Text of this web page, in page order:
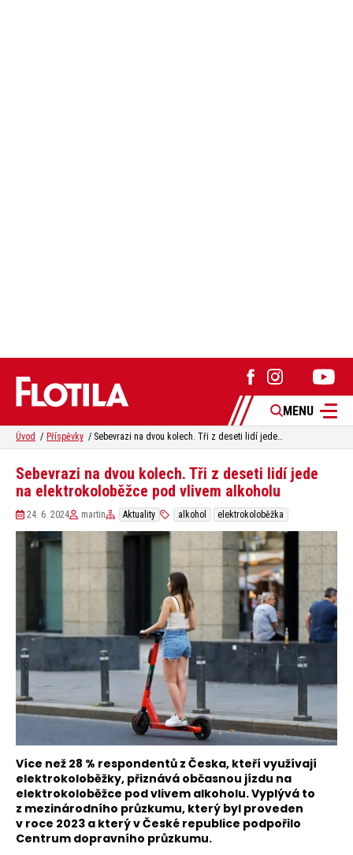
MENU
Úvod Příspěvky Sebevrazi na dvou kolech. Tři z deseti lidí jede na elektrokoloběžce pod vlivem alkoholu
Sebevrazi na dvou kolech. Tři z deseti lidí jede
na elektrokoloběžce pod vlivem alkoholu
24. 6. 2024 martin Aktuality alkohol elektrokoloběžka
Více než 28 % respondentů z Česka, kteří využívají
elektrokoloběžky, přiznává občasnou jízdu na
elektrokoloběžce pod vlivem alkoholu. Vyplývá to
z mezinárodního průzkumu, který byl proveden
v roce 2023 a který v České republice podpořilo
Centrum dopravního průzkumu.